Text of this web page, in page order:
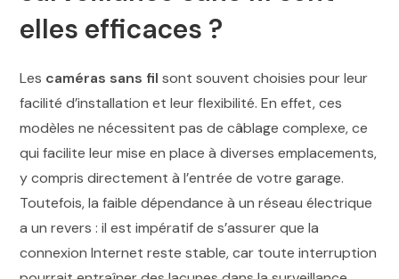
elles efficaces ?
Les caméras sans fil sont souvent choisies pour leur
facilité d’installation et leur flexibilité. En effet, ces
modèles ne nécessitent pas de câblage complexe, ce
qui facilite leur mise en place à diverses emplacements,
y compris directement à l’entrée de votre garage.
Toutefois, la faible dépendance à un réseau électrique
a un revers : il est impératif de s’assurer que la
connexion Internet reste stable, car toute interruption